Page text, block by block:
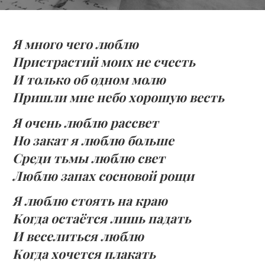
Я много чего люблю
Пристрастий моих не счесть
И только об одном молю
Пришли мне небо хорошую весть
Я очень люблю рассвет
Но закат я люблю больше
Среди тьмы люблю свет
Люблю запах сосновой рощи
Я люблю стоять на краю
Когда остаётся лишь падать
И веселиться люблю
Когда хочется плакать